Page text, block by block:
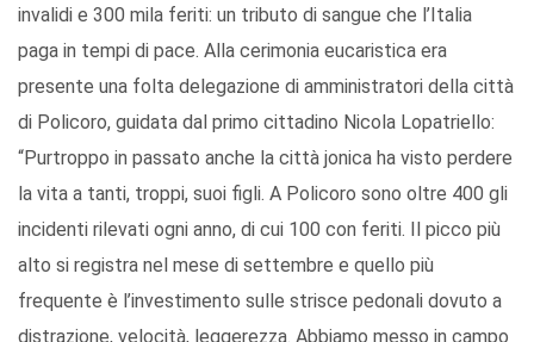
invalidi e 300 mila feriti: un tributo di sangue che l’Italia
paga in tempi di pace. Alla cerimonia eucaristica era
presente una folta delegazione di amministratori della città
di Policoro, guidata dal primo cittadino Nicola Lopatriello:
“Purtroppo in passato anche la città jonica ha visto perdere
la vita a tanti, troppi, suoi figli. A Policoro sono oltre 400 gli
incidenti rilevati ogni anno, di cui 100 con feriti. Il picco più
alto si registra nel mese di settembre e quello più
frequente è l’investimento sulle strisce pedonali dovuto a
distrazione, velocità, leggerezza. Abbiamo messo in campo